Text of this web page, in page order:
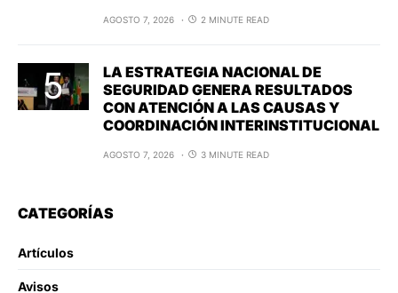
AGOSTO 7, 2026 2 MINUTE READ
LA ESTRATEGIA NACIONAL DE
SEGURIDAD GENERA RESULTADOS
CON ATENCIÓN A LAS CAUSAS Y
COORDINACIÓN INTERINSTITUCIONAL
AGOSTO 7, 2026 3 MINUTE READ
CATEGORÍAS
Artículos
Avisos